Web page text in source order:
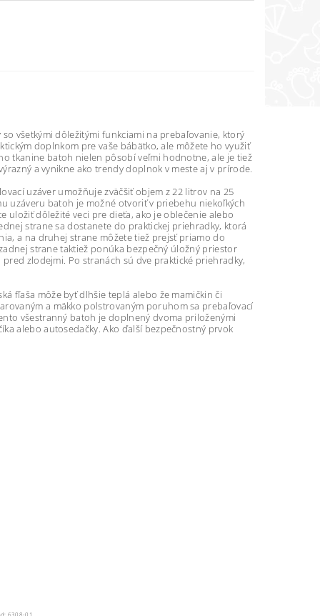
všetkými dôležitými funkciami na prebaľovanie, ktorý
doplnkom pre vaše bábätko, ale môžete ho využiť
tkanine batoh nielen pôsobí veľmi hodnotne, ale je tiež
a vynikne ako trendy doplnok v meste aj v prírode.
uzáver umožňuje zväčšiť objem z 22 litrov na 25
uzáveru batoh je možné otvoriť v priebehu niekoľkých
uložiť dôležité veci pre dieťa, ako je oblečenie alebo
strane sa dostanete do praktickej priehradky, ktorá
a na druhej strane môžete tiež prejsť priamo do
strane taktiež ponúka bezpečný úložný priestor
zlodejmi. Po stranách sú dve praktické priehradky,
fľaša môže byť dlhšie teplá alebo že mamičkin či
a mäkko polstrovaným poruhom sa prebaľovací
všestranný batoh je doplnený dvoma priloženými
alebo autosedačky. Ako ďalší bezpečnostný prvok
6308-01